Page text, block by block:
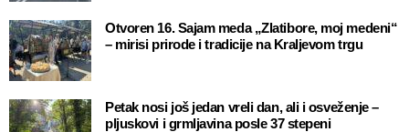
Otvoren 16. Sajam meda „Zlatibore, moj medeni“
– mirisi prirode i tradicije na Kraljevom trgu
Petak nosi još jedan vreli dan, ali i osveženje –
pljuskovi i grmljavina posle 37 stepeni